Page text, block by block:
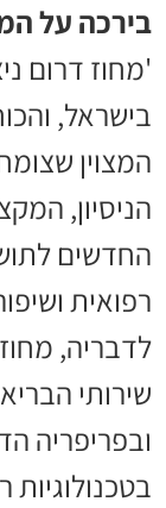
בירכה על
'מחוז דרום
בישראל,
המצוין
הניסיון,
החדשים
רפואית
לדבריה,
שירותי
ובפריפריה